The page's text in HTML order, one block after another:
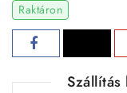
Raktáron
Szállítás